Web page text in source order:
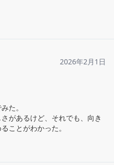
2026年2月1日
た。
があるけど、それでも、向き
ことがわかった。